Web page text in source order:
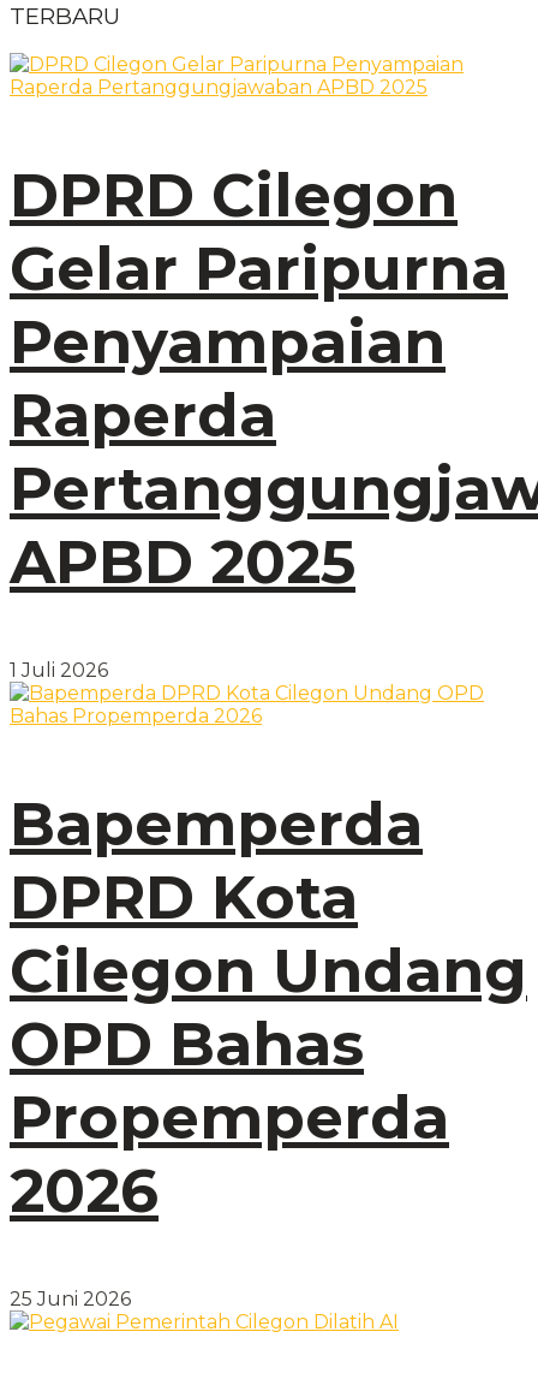
TERBARU
DPRD Cilegon
Gelar Paripurna
Penyampaian
Raperda
APBD 2025
1 Juli 2026
Bapemperda
DPRD Kota
Cilegon Undang
OPD Bahas
Propemperda
2026
25 Juni 2026